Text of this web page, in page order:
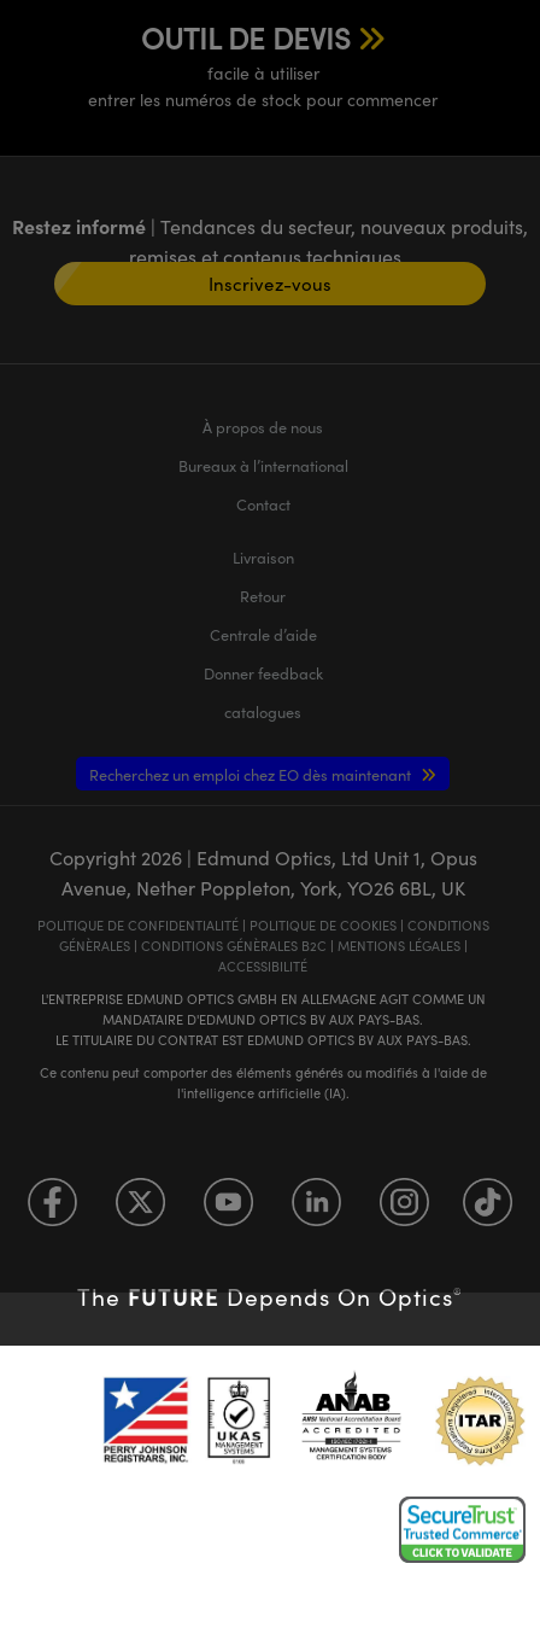
OUTIL DE DEVIS
facile à utiliser
entrer les numéros de stock pour commencer
Restez informé | Tendances du secteur, nouveaux produits,
remises et contenus techniques
Inscrivez-vous
À propos de nous
Bureaux à l’international
Contact
Livraison
Retour
Centrale d’aide
Donner feedback
catalogues
Recherchez un emploi chez EO dès maintenant
Copyright 2026| Edmund Optics, Ltd Unit 1, Opus
Avenue, Nether Poppleton, York, YO26 6BL, UK
POLITIQUE DE CONFIDENTIALITÉ| POLITIQUE DE COOKIES| CONDITIONS
GÉNÈRALES| CONDITIONS GÉNÈRALES B2C | MENTIONS LÉGALES|
ACCESSIBILITÉ
L'ENTREPRISE EDMUND OPTICS GMBH EN ALLEMAGNE AGIT COMME UN
MANDATAIRE D'EDMUND OPTICS BV AUX PAYS-BAS.
LE TITULAIRE DU CONTRAT EST EDMUND OPTICS BV AUX PAYS-BAS.
Ce contenu peut comporter des éléments générés ou modifiés à l'aide de
l'intelligence artificielle (IA).
The FUTURE Depends On Optics®